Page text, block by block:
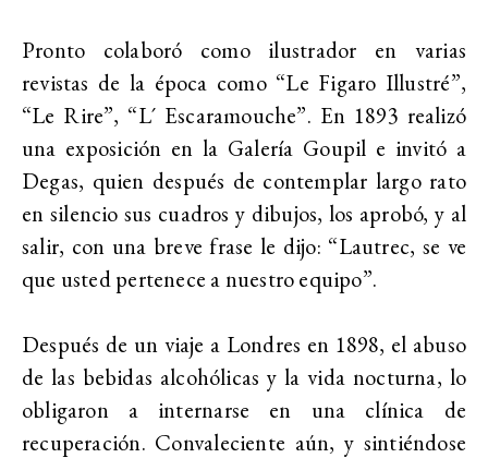
Pronto colaboró como ilustrador en varias
revistas de la época como “Le Figaro Illustré”,
“Le Rire”, “L´ Escaramouche”. En 1893 realizó
una exposición en la Galería Goupil e invitó a
Degas, quien después de contemplar largo rato
en silencio sus cuadros y dibujos, los aprobó, y al
salir, con una breve frase le dijo: “Lautrec, se ve
que usted pertenece a nuestro equipo”.
Después de un viaje a Londres en 1898, el abuso
de las bebidas alcohólicas y la vida nocturna, lo
obligaron a internarse en una clínica de
recuperación. Convaleciente aún, y sintiéndose